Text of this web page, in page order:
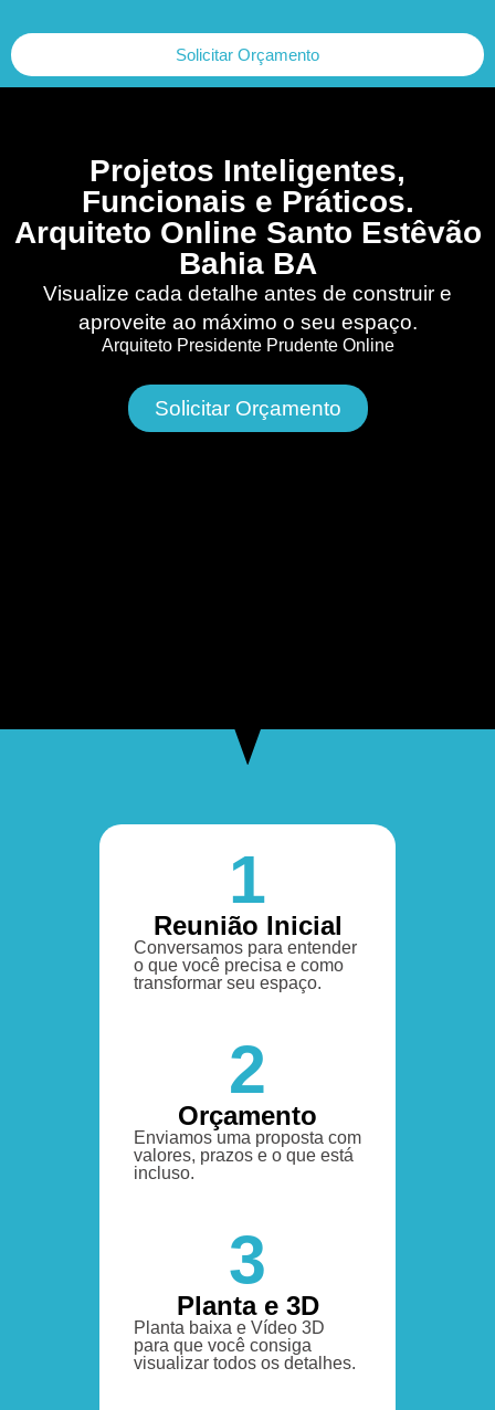
Solicitar Orçamento
Projetos Inteligentes,
Funcionais e Práticos.
Arquiteto Online Santo Estêvão
Bahia BA
Visualize cada detalhe antes de construir e
aproveite ao máximo o seu espaço.
Arquiteto Presidente Prudente Online
Solicitar Orçamento
1
Reunião Inicial
Conversamos para entender
o que você precisa e como
transformar seu espaço.
2
Orçamento
Enviamos uma proposta com
valores, prazos e o que está
incluso.
3
Planta e 3D
Planta baixa e Vídeo 3D
para que você consiga
visualizar todos os detalhes.